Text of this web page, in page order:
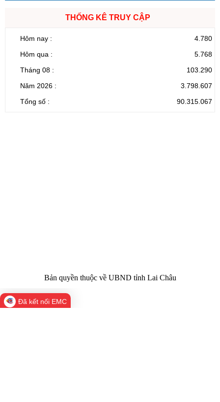
THỐNG KÊ TRUY CẬP
Hôm nay :
4.780
Hôm qua :
5.768
Tháng 08 :
103.290
Năm 2026 :
3.798.607
Tổng số :
90.315.067
Bản quyền thuộc về UBND tỉnh Lai Châu
Đã kết nối EMC